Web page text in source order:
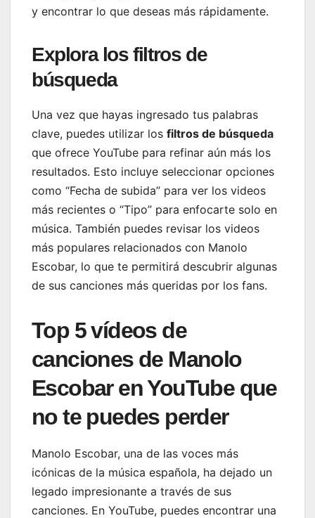
y encontrar lo que deseas más rápidamente.
Explora los filtros de
búsqueda
Una vez que hayas ingresado tus palabras
clave, puedes utilizar los filtros de búsqueda
que ofrece YouTube para refinar aún más los
resultados. Esto incluye seleccionar opciones
como “Fecha de subida” para ver los videos
más recientes o “Tipo” para enfocarte solo en
música. También puedes revisar los videos
más populares relacionados con Manolo
Escobar, lo que te permitirá descubrir algunas
de sus canciones más queridas por los fans.
Top 5 vídeos de
canciones de Manolo
Escobar en YouTube que
no te puedes perder
Manolo Escobar, una de las voces más
icónicas de la música española, ha dejado un
legado impresionante a través de sus
canciones. En YouTube, puedes encontrar una